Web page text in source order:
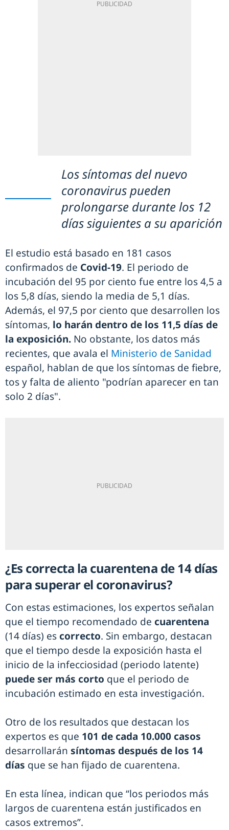
Los síntomas del nuevo
coronavirus pueden
prolongarse durante los 12
días siguientes a su aparición
El estudio está basado en 181 casos
confirmados de Covid-19. El periodo de
incubación del 95 por ciento fue entre los 4,5 a
los 5,8 días, siendo la media de 5,1 días.
Además, el 97,5 por ciento que desarrollen los
síntomas, lo harán dentro de los 11,5 días de
la exposición. No obstante, los datos más
recientes, que avala el Ministerio de Sanidad
español, hablan de que los síntomas de fiebre,
tos y falta de aliento "podrían aparecer en tan
solo 2 días".
¿Es correcta la cuarentena de 14 días
para superar el coronavirus?
Con estas estimaciones, los expertos señalan
que el tiempo recomendado de cuarentena
(14 días) es correcto. Sin embargo, destacan
que el tiempo desde la exposición hasta el
inicio de la infecciosidad (periodo latente)
puede ser más corto que el periodo de
incubación estimado en esta investigación.
Otro de los resultados que destacan los
expertos es que 101 de cada 10.000 casos
desarrollarán síntomas después de los 14
días que se han fijado de cuarentena.
En esta línea, indican que “los periodos más
largos de cuarentena están justificados en
casos extremos”.